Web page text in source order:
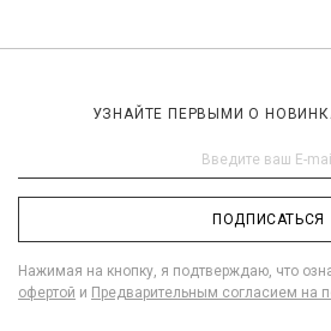
УЗНАЙТЕ ПЕРВЫМИ О
ПОДПИСАТЬСЯ
Нажимая на кнопку, я подтверждаю, что
офертой и Предварительным согласием на